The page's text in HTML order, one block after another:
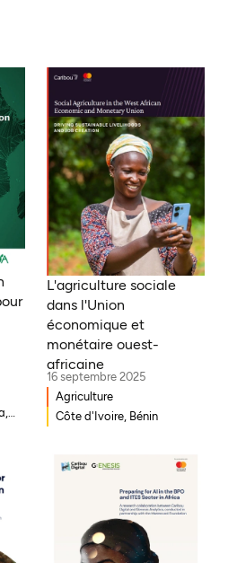
L'agriculture sociale
dans l'Union
économique et
monétaire ouest-
africaine
16 septembre 2025
Agriculture
Côte d'Ivoire, Bénin